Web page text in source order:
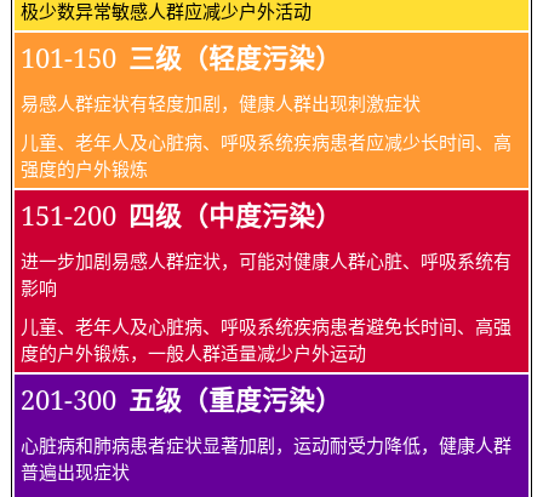
极少数异常敏感人群应减少户外活动
101-150 三级（轻度污染）
易感人群症状有轻度加剧，健康人群出现刺激症状
儿童、老年人及心脏病、呼吸系统疾病患者应减少长时间、高
强度的户外锻炼
151-200 四级（中度污染）
进一步加剧易感人群症状，可能对健康人群心脏、呼吸系统有
影响
儿童、老年人及心脏病、呼吸系统疾病患者避免长时间、高强
度的户外锻炼，一般人群适量减少户外运动
201-300 五级（重度污染）
心脏病和肺病患者症状显著加剧，运动耐受力降低，健康人群
普遍出现症状